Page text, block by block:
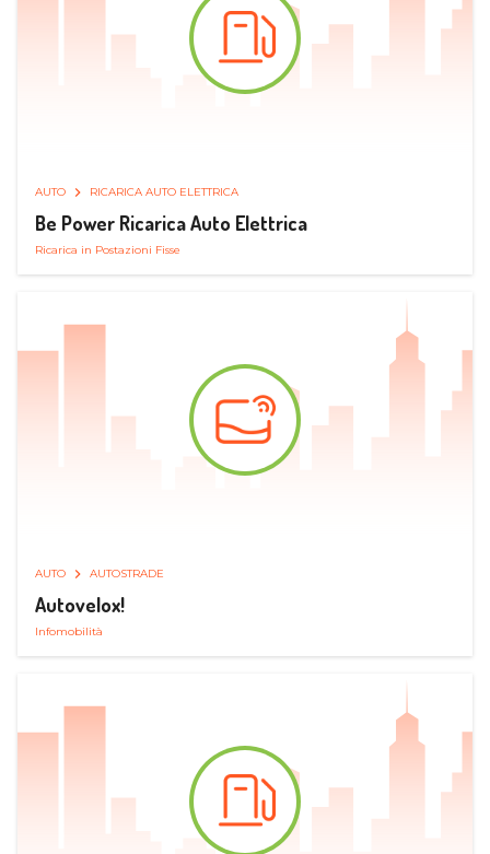
AUTO RICARICA AUTO ELETTRICA
Be Power Ricarica Auto Elettrica
Ricarica in Postazioni Fisse
AUTO AUTOSTRADE
Autovelox!
Infomobilità